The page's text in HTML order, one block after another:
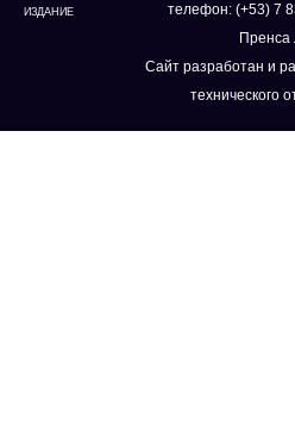
ИЗДАНИЕ
телефон: (+53) 7
Пренса
Сайт разработан и
технического